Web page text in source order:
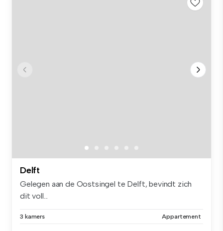
Delft
Gelegen aan de Oostsingel te Delft, bevindt zich
dit voll...
3 kamers Appartement